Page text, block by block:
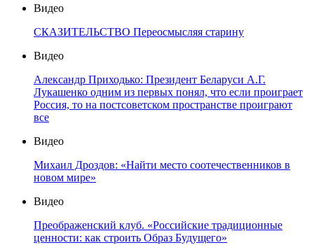
Видео
СКАЗИТЕЛЬСТВО Переосмысляя старину
Видео
Александр Приходько: Президент Беларуси А.Г.
Лукашенко одним из первых понял, что если проиграет
Россия, то на постсоветском пространстве проиграют
все
Видео
Михаил Дроздов: «Найти место соотечественников в
новом мире»
Видео
Преображенский клуб. «Российские традиционные
ценности: как строить Образ Будущего»